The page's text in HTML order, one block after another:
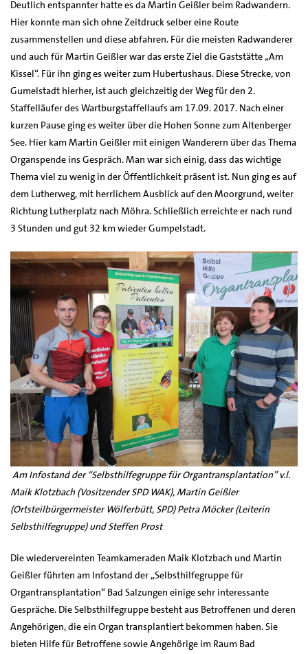
Deutlich entspannter hatte es da Martin Geißler beim Radwandern.
Hier konnte man sich ohne Zeitdruck selber eine Route
zusammenstellen und diese abfahren. Für die meisten Radwanderer
und auch für Martin Geißler war das erste Ziel die Gaststätte „Am
Kissel“. Für ihn ging es weiter zum Hubertushaus. Diese Strecke, von
Gumelstadt hierher, ist auch gleichzeitig der Weg für den 2.
Staffelläufer des Wartburgstaffellaufs am 17.09. 2017. Nach einer
kurzen Pause ging es weiter über die Hohen Sonne zum Altenberger
See. Hier kam Martin Geißler mit einigen Wanderern über das Thema
Organspende ins Gespräch. Man war sich einig, dass das wichtige
Thema viel zu wenig in der Öffentlichkeit präsent ist. Nun ging es auf
dem Lutherweg, mit herrlichem Ausblick auf den Moorgrund, weiter
Richtung Lutherplatz nach Möhra. Schließlich erreichte er nach rund
3 Stunden und gut 32 km wieder Gumpelstadt.
Am Infostand der “Selbsthilfegruppe für Organtransplantation” v.l.
Maik Klotzbach (Vositzender SPD WAK), Martin Geißler
(Ortsteilbürgermeister Wölferbütt, SPD) Petra Möcker (Leiterin
Selbsthilfegruppe) und Steffen Prost
Die wiedervereinten Teamkameraden Maik Klotzbach und Martin
Geißler führten am Infostand der „Selbsthilfegruppe für
Organtransplantation“ Bad Salzungen einige sehr interessante
Gespräche. Die Selbsthilfegruppe besteht aus Betroffenen und deren
Angehörigen, die ein Organ transplantiert bekommen haben. Sie
bieten Hilfe für Betroffene sowie Angehörige im Raum Bad